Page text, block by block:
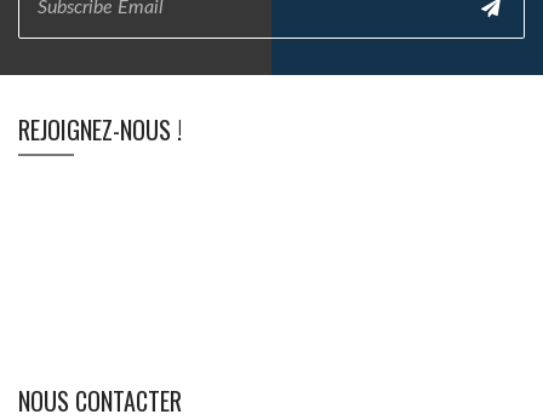
REJOIGNEZ-NOUS !
NOUS CONTACTER